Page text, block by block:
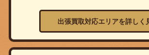
出張買取対応エリアを詳しく